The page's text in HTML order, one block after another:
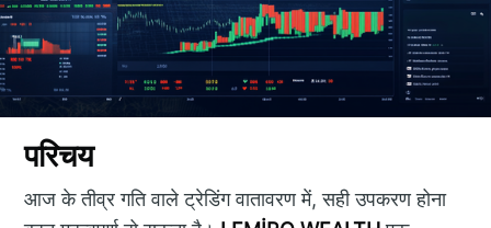
परिचय
आज के तीव्र गति वाले ट्रेडिंग वातावरण में, सही उपकरण होना